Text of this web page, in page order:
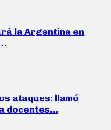
la Argentina en
ataques: llamó
docentes…